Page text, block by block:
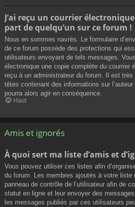
J’ai reçu un courrier
part de quelqu’un sur ce forum !
Nous en sommes navrés. Le formulaire
de ce forum possède des protections qui
utilisateurs envoyant de tels messages.
électronique une copie complète du courrier
reçu à un administrateur du forum. Il est très
têtes contenant des informations sur l’auteur
pourra alors agir en conséquence.
Haut
Amis et ignorés
À quoi sert ma liste d’amis et
Vous pouvez utiliser ces listes afin
du forum. Les membres ajoutés à votre liste
panneau de contrôle de l’utilisateur afin de
statut en ligne et leur envoyer des
les messages publiés par ces utilisateurs